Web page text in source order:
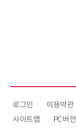
로그인 이용약관
사이트맵
PC버전